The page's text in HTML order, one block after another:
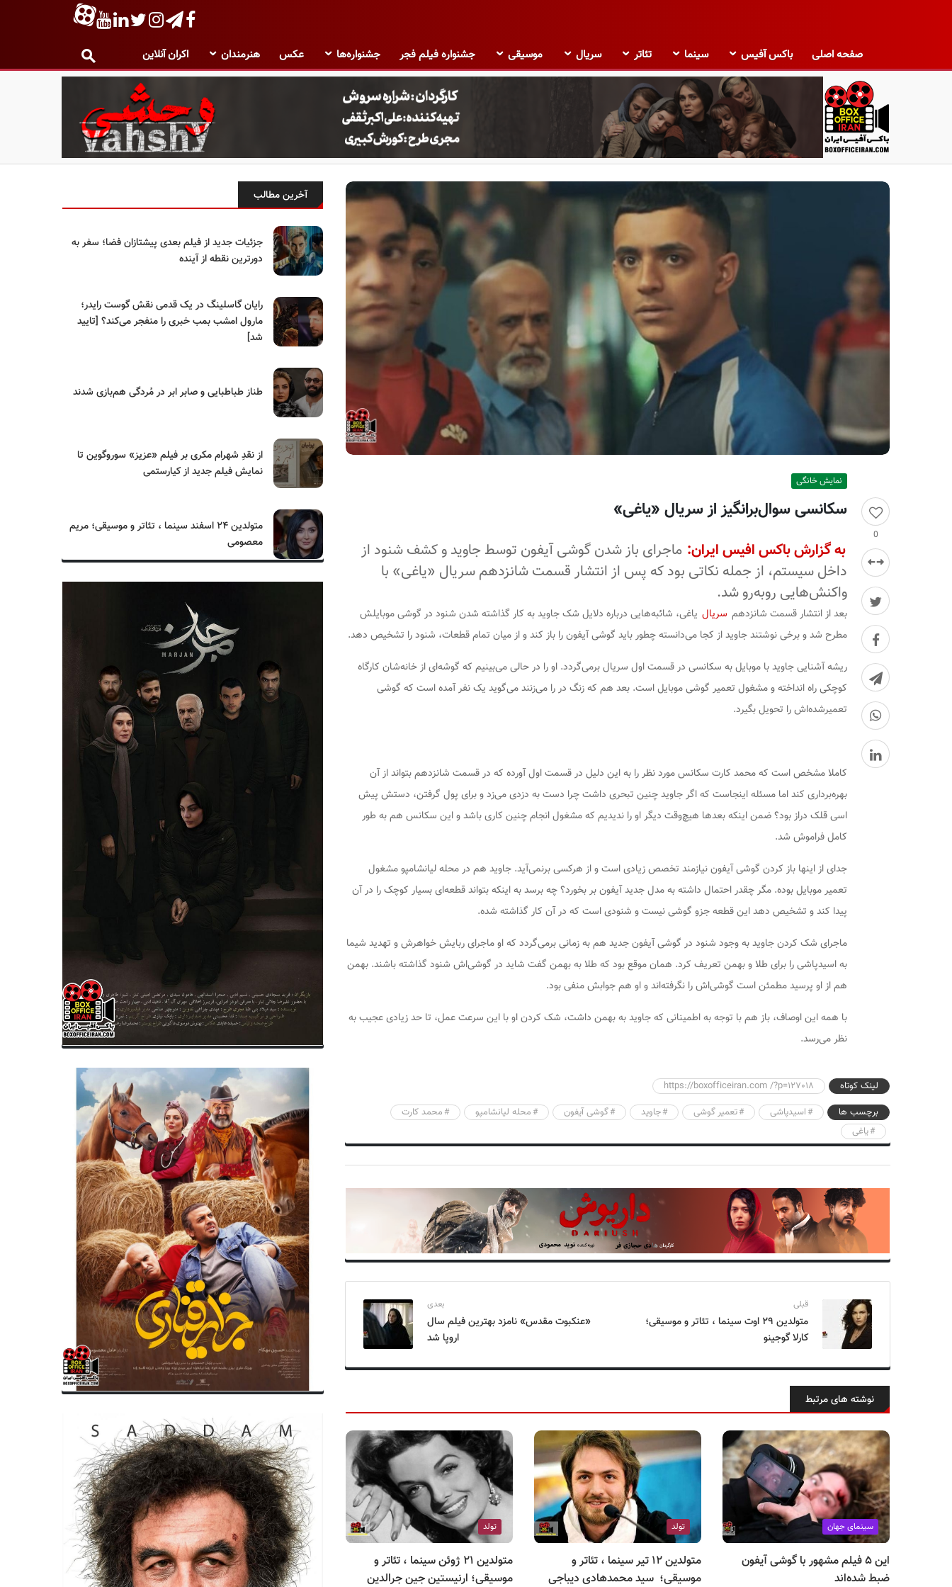
صفحه اصلی باکس آفیس سینما تئاتر سریال موسیقی جشنواره فیلم فجر جشنواره‌ها عکس هنرمندان اکران آنلاین
ب
ک
آ
ی
س
ی
ر
ا
ن
0
نمایش خانگی
سکانسی سوال‌برانگیز از سریال «یاغی»
به گزارش باکس افیس ایران: ماجرای باز شدن گوشی آیفون توسط جاوید و کشف شنود از
داخل سیستم، از جمله نکاتی بود که پس از انتشار قسمت شانزدهم سریال «یاغی» با
واکنش‌هایی روبه‌رو شد.
بعد از انتشار قسمت شانزدهم سریال یاغی، شائبه‌هایی درباره دلایل شک جاوید به کار گذاشته شدن شنود در گوشی موبایلش
مطرح شد و برخی نوشتند جاوید از کجا می‌دانسته چطور باید گوشی آیفون را باز کند و از میان تمام قطعات، شنود را تشخیص دهد.
ریشه آشنایی جاوید با موبایل به سکانسی در قسمت اول سریال برمی‌گردد. او را در حالی می‌بینیم که گوشه‌ای از خانه‌شان کارگاه
کوچکی راه انداخته و مشغول تعمیر گوشی موبایل است. بعد هم که زنگ در را می‌زنند می‌گوید یک نفر آمده است که گوشی‌
تعمیرشده‌اش را تحویل بگیرد.
کاملا مشخص است که محمد کارت سکانس مورد نظر را به این دلیل در قسمت اول آورده که در قسمت شانزدهم بتواند از آن
بهره‌برداری کند اما مسئله اینجاست که اگر جاوید چنین تبحری داشت چرا دست به دزدی می‌زد و برای پول گرفتن، دستش پیش
اسی قلک دراز بود؟ ضمن اینکه بعدها هیچ‌وقت دیگر او را ندیدیم که مشغول انجام چنین کاری باشد و این سکانس هم به طور
کامل فراموش شد.
جدای از اینها باز کردن گوشی آیفون نیازمند تخصص زیادی است و از هرکسی برنمی‌آید. جاوید هم در محله‌ لیانشامپو مشغول
تعمیر موبایل بوده. مگر چقدر احتمال داشته به مدل‌ جدید آیفون بر بخورد؟ چه برسد به اینکه بتواند قطعه‌ای بسیار کوچک را در آن
پیدا کند و تشخیص دهد این قطعه جزو گوشی نیست و شنودی است که در آن کار گذاشته شده.
ماجرای شک کردن جاوید به وجود شنود در گوشی آیفون جدید هم به زمانی برمی‌گردد که او ماجرای ربایش خواهرش و تهدید شیما
به اسیدپاشی را برای طلا و بهمن تعریف کرد. همان موقع بود که طلا به بهمن گفت شاید در گوشی‌اش شنود گذاشته باشند. بهمن
هم از او پرسید مطمئن است گوشی‌اش را نگرفته‌اند و او هم جوابش منفی بود.
با همه این اوصاف، باز هم با توجه به اطمینانی که جاوید به بهمن داشت، شک کردن او با این سرعت عمل، تا حد زیادی عجیب به
نظر می‌رسد.
لینک کوتاه
https://boxofficeiran.com /?p=127018
برچسب ها
اسیدپاشی تعمیر گوشی جاوید گوشی آیفون محله‌ لیانشامپو
محمد کارت
یاغی
قبلی
متولدین ۲۹ اوت سینما ، تئاتر و موسیقی؛
کارلا گوجینو
بعدی
«عنکبوت مقدس» نامزد بهترین فیلم سال
اروپا شد
نوشته های مرتبط
سینمای جهان
این ۵ فیلم مشهور با گوشی آیفون
ضبط شده‌اند
تولد
متولدین ۱۲ تیر سینما ، تئاتر و
موسیقی؛ سید محمدهادی دیباجی
تولد
متولدین ۲۱ ژوئن سینما ، تئاتر و
موسیقی؛ ارنیستین جین جرالدین
سریال ایران
نسخه ویژه نابینایان سریال «آکتور»
منتشر می‌شود
سینمای ایران
«جیران»، «زخم‌کاری»،
کشورهای همسایه
آخرین مطالب
جزئیات جدید از فیلم بعدی پیشتازان فضا؛ سفر به
دورترین نقطه از آینده
رایان گاسلینگ در یک قدمی نقش گوست رایدر؛
مارول امشب بمب خبری را منفجر می‌کند؟ [تایید
شد]
طناز طباطبایی و صابر ابر در مُردگی هم‌بازی شدند
از نقدِ شهرام مکری بر فیلم «عزیز» سوروگوین تا
نمایش فیلم جدید از کیارستمی
متولدین ۲۴ اسفند سینما ، تئاتر و موسیقی؛ مریم
معصومی